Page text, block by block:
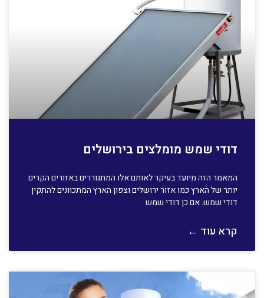
דודי שמש מומלצים בירושלים
המאמר הזה מיועד בעיקר לאותם אלו המתגוררים באזורים הקרים
יותר של הארץ כמו אזור ירושלים וצפון הארץ המתכוונים להתקין
דודי שמש. אם כן דודי שמש
קרא עוד ←